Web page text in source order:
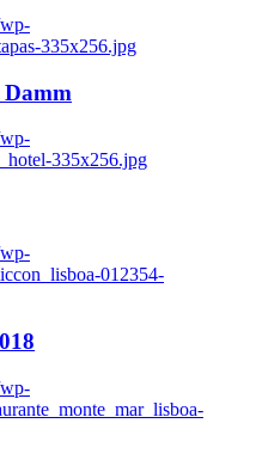
335x256.jpg
Damm
335x256.jpg
012354-